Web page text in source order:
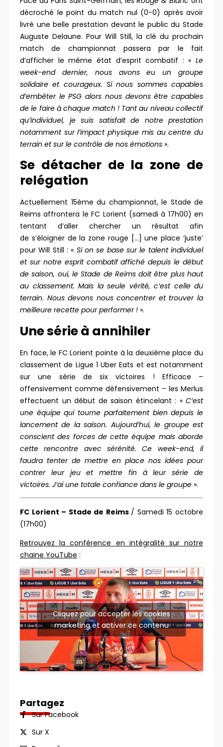
décroché le point du match nul (0-0) après avoir
livré une belle prestation devant le public du Stade
Auguste Delaune. Pour Will Still, la clé du prochain
match de championnat passera par le fait
d’afficher le même état d’esprit combatif : « Le
week-end dernier, nous avons eu un groupe
solidaire et courageux. Si nous sommes capables
d’embêter le PSG alors nous devons être capables
de le faire à chaque match ! Tant au niveau collectif
qu’individuel, je suis satisfait de notre prestation
notamment sur l’impact physique mis au centre du
terrain et sur le contrôle de nos émotions ».
Se détacher de la zone de
relégation
Actuellement 15ème du championnat, le Stade de
Reims affrontera le FC Lorient (samedi à 17h00) en
tentant d’aller chercher un résultat afin
de s’éloigner de la zone rouge […] une place ‘juste’
pour Will Still : « Si on se base sur le talent individuel
et sur notre esprit combatif affiché depuis le début
de saison, oui, le Stade de Reims doit être plus haut
au classement. Mais la seule vérité, c’est celle du
terrain. Nous devons nous concentrer et trouver la
meilleure recette pour performer ! ».
Une série à annihiler
En face, le FC Lorient pointe à la deuxième place du
classement de Ligue 1 Uber Eats et est notamment
sur une série de six victoires ! Efficace –
offensivement comme défensivement – les Merlus
effectuent un début de saison étincelant : « C’est
une équipe qui tourne parfaitement bien depuis le
lancement de la saison. Aujourd’hui, le groupe est
conscient des forces de cette équipe mais aborde
cette rencontre avec sérénité. Ce week-end, il
faudra tenter de mettre en place nos idées pour
contrer leur jeu et mettre fin à leur série de
victoires. J’ai une totale confiance dans le groupe ».
FC Lorient – Stade de Reims / Samedi 15 octobre
(17h00)
Retrouvez la conférence en intégralité sur notre
chaine YouTube :
Cliquez pour accepter les cookies
marketing et activer ce contenu
Partagez
Sur Facebook
Sur X